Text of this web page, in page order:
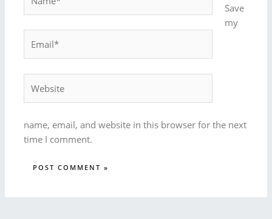
Save
my
name, email, and website in this browser for the next
time I comment.